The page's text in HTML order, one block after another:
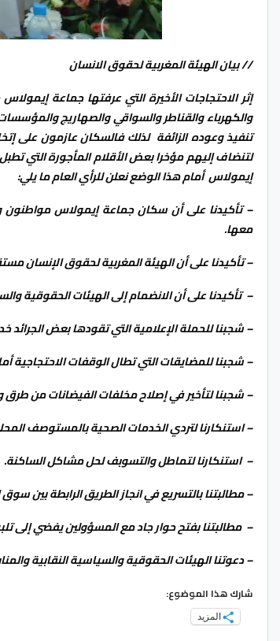
// بيان الهيئة المغربية لحقوق الانسان
إثر الاحتجاجات الأخيرة التي عرفتها جماعة
والكهرباء والقناطر والسواقي والصهاريج
تنفيذ وعوده الزائفة لذلك فالسكان عازمون على
لتنضاف إليهم مؤخرا بعض الأقلام المأجورة التي
إيمولاس أمام هذا الوضع نعلن للرأي العام ما يلي:
– تأكيدنا على أن سكان جماعة إيمولاس مواطنون
معها.
– تأكيدنا على أن الهيئة المغربية لحقوق الإنسان
– تأكيدنا على أن الانضمام إلى الهيئات الحقوقية
– شجبنا للحملة الإعلامية التي تقودها بعض
– شجبنا للمضايقات التي تطال الوقفات
– شجبنا لتأخير في إصلاح مخلفات الفيضانات من طرق
– استنكارنا لتردي الخدمات الصحية بالمستوصف
– استنكارنا لتماطل والتسوبف لحل مشاكل الساكنة.
– مطالبتنا بالتسريع في انجاز الطريق الرابطة بين
– مطالبتنا بفتح حوار جاد مع المسؤولين يفضي إلى
– دعوتنا الهيئات الحقوقية والسياسية النقابية
شارك هذا الموضوع:
المزيد